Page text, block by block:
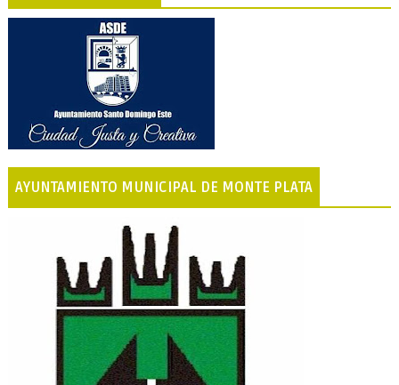
AYUNTAMIENTO MUNICIPAL DE MONTE PLATA